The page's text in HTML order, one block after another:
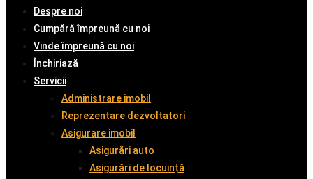
Despre noi
Cumpără împreună cu noi
Vinde împreună cu noi
Închiriază
Servicii
Administrare imobil
Reprezentare dezvoltatori
Asigurare imobil
Asigurări auto
Asigurări de locuință